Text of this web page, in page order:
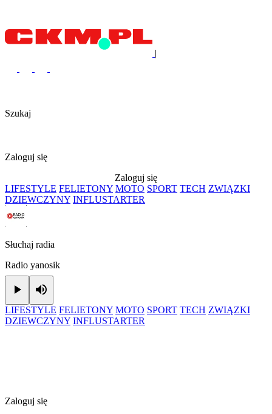
|
Szukaj
Zaloguj się
Zaloguj się
LIFESTYLE FELIETONY MOTO SPORT TECH ZWIĄZKI
DZIEWCZYNY INFLUSTARTER
Słuchaj radia
Radio yanosik
Play
LIFESTYLE FELIETONY MOTO SPORT TECH ZWIĄZKI
DZIEWCZYNY INFLUSTARTER
Zaloguj się